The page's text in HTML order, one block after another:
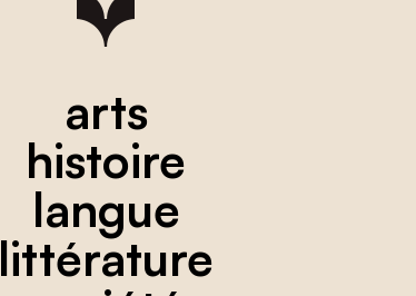
arts
histoire
langue
littérature